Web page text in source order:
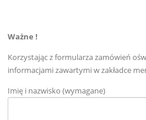
Ważne !
Korzystając z formularza zamówień
informacjami zawartymi w zakładce
Imię i nazwisko (wymagane)